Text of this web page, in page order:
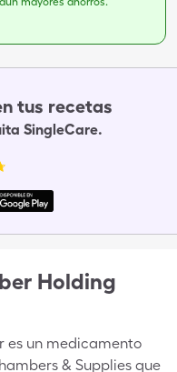
tus recetas
SingleCare.
Holding
es un medicamento
& Supplies que